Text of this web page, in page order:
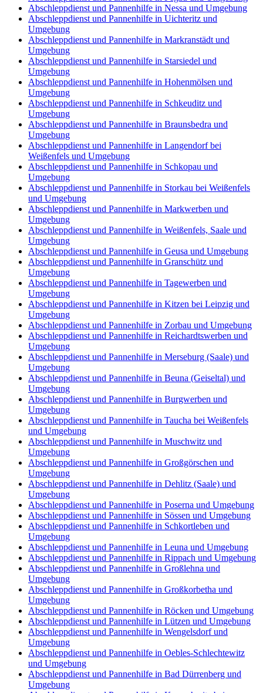
Abschleppdienst und Pannenhilfe in Nessa und Umgebung
Abschleppdienst und Pannenhilfe in Uichteritz und
Umgebung
Abschleppdienst und Pannenhilfe in Markranstädt und
Umgebung
Abschleppdienst und Pannenhilfe in Starsiedel und
Umgebung
Abschleppdienst und Pannenhilfe in Hohenmölsen und
Umgebung
Abschleppdienst und Pannenhilfe in Schkeuditz und
Umgebung
Abschleppdienst und Pannenhilfe in Braunsbedra und
Umgebung
Abschleppdienst und Pannenhilfe in Langendorf bei
Weißenfels und Umgebung
Abschleppdienst und Pannenhilfe in Schkopau und
Umgebung
Abschleppdienst und Pannenhilfe in Storkau bei Weißenfels
und Umgebung
Abschleppdienst und Pannenhilfe in Markwerben und
Umgebung
Abschleppdienst und Pannenhilfe in Weißenfels, Saale und
Umgebung
Abschleppdienst und Pannenhilfe in Geusa und Umgebung
Abschleppdienst und Pannenhilfe in Granschütz und
Umgebung
Abschleppdienst und Pannenhilfe in Tagewerben und
Umgebung
Abschleppdienst und Pannenhilfe in Kitzen bei Leipzig und
Umgebung
Abschleppdienst und Pannenhilfe in Zorbau und Umgebung
Abschleppdienst und Pannenhilfe in Reichardtswerben und
Umgebung
Abschleppdienst und Pannenhilfe in Merseburg (Saale) und
Umgebung
Abschleppdienst und Pannenhilfe in Beuna (Geiseltal) und
Umgebung
Abschleppdienst und Pannenhilfe in Burgwerben und
Umgebung
Abschleppdienst und Pannenhilfe in Taucha bei Weißenfels
und Umgebung
Abschleppdienst und Pannenhilfe in Muschwitz und
Umgebung
Abschleppdienst und Pannenhilfe in Großgörschen und
Umgebung
Abschleppdienst und Pannenhilfe in Dehlitz (Saale) und
Umgebung
Abschleppdienst und Pannenhilfe in Poserna und Umgebung
Abschleppdienst und Pannenhilfe in Sössen und Umgebung
Abschleppdienst und Pannenhilfe in Schkortleben und
Umgebung
Abschleppdienst und Pannenhilfe in Leuna und Umgebung
Abschleppdienst und Pannenhilfe in Rippach und Umgebung
Abschleppdienst und Pannenhilfe in Großlehna und
Umgebung
Abschleppdienst und Pannenhilfe in Großkorbetha und
Umgebung
Abschleppdienst und Pannenhilfe in Röcken und Umgebung
Abschleppdienst und Pannenhilfe in Lützen und Umgebung
Abschleppdienst und Pannenhilfe in Wengelsdorf und
Umgebung
Abschleppdienst und Pannenhilfe in Oebles-Schlechtewitz
und Umgebung
Abschleppdienst und Pannenhilfe in Bad Dürrenberg und
Umgebung